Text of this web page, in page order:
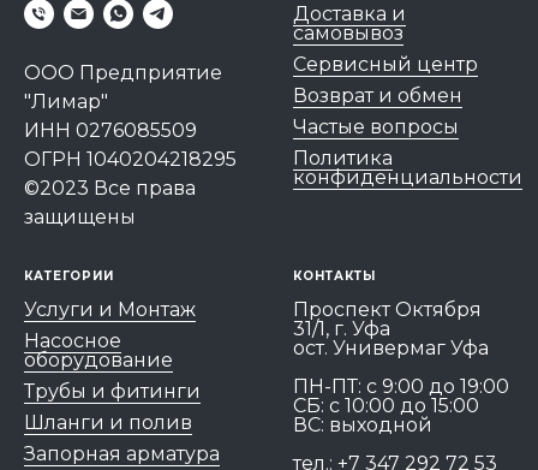
ООО Предприятие
"Лимар"
ИНН 0276085509
ОГРН 1040204218295
©2023 Все права
защищены
Доставка и
самовывоз
Сервисный центр
Возврат и обмен
Частые вопросы
Политика
конфиденциальности
КАТЕГОРИИ
Услуги и Монтаж
Насосное
оборудование
Трубы и фитинги
Шланги и полив
Запорная арматура
КОНТАКТЫ
Проспект Октября
31/1, г. Уфа
ост. Универмаг Уфа
ПН-ПТ: c 9:00 до 19:00
СБ: с 10:00 до 15:00
ВС: выходной
тел.: +7 347 292 72 53